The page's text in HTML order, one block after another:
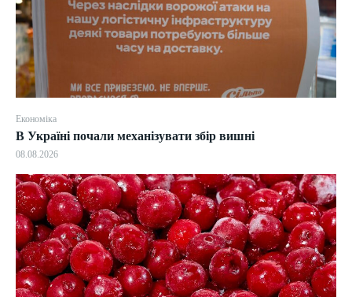
Економіка
В Україні почали механізувати збір вишні
08.08.2026